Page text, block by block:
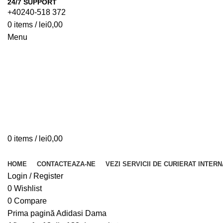
24/7 SUPPORT
+40240-518 372
0 items / lei0,00
Menu
0 items / lei0,00
HOME CONTACTEAZA-NE VEZI SERVICII DE CURIERAT
Login / Register
0 Wishlist
0 Compare
Prima pagină Adidasi Dama